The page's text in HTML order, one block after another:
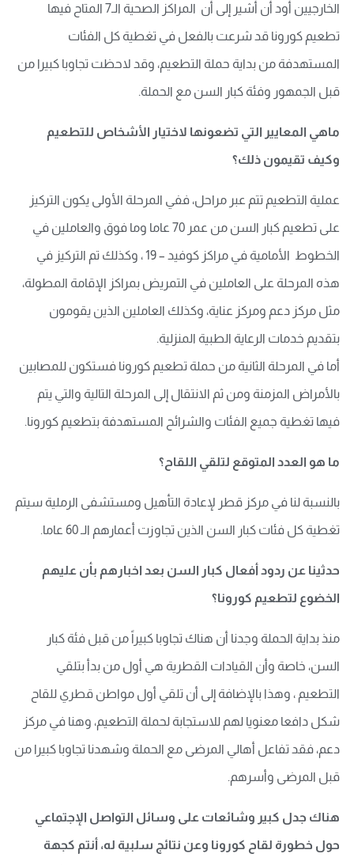
الخارجيين أود أن أشير إلى أن المراكز الصحية الـ7 المتاح فيها
تطعيم كورونا قد شرعت بالفعل في تغطية كل الفئات
المستهدفة من بداية حملة التطعيم، وقد لاحظت تجاوبا كبيرا من
قبل الجمهور وفئة كبار السن مع الحملة.
ماهي المعايير التي تضعونها لاختيار الأشخاص للتطعيم
وكيف تقيمون ذلك؟
عملية التطعيم تتم عبر مراحل، ففي المرحلة الأولى يكون التركيز
على تطعيم كبار السن من عمر 70 عاما وما فوق والعاملين في
الخطوط الأمامية في مراكز كوفيد – 19 ، وكذلك تم التركيز في
هذه المرحلة على العاملين في التمريض بمراكز الإقامة المطولة،
مثل مركز دعم ومركز عناية، وكذلك العاملين الذين يقومون
بتقديم خدمات الرعاية الطبية المنزلية.
أما في المرحلة الثانية من حملة تطعيم كورونا فستكون للمصابين
بالأمراض المزمنة ومن ثم الانتقال إلى المرحلة التالية والتي يتم
فيها تغطية جميع الفئات والشرائح المستهدفة بتطعيم كورونا.
ما هو العدد المتوقع لتلقي اللقاح؟
بالنسبة لنا في مركز قطر لإعادة التأهيل ومستشفى الرملية سيتم
تغطية كل فئات كبار السن الذين تجاوزت أعمارهم الـ 60 عاما.
حدثينا عن ردود أفعال كبار السن بعد اخبارهم بأن عليهم
الخضوع لتطعيم كورونا؟
منذ بداية الحملة وجدنا أن هناك تجاوبا كبيراً من قبل فئة كبار
السن، خاصة وأن القيادات القطرية هي أول من بدأ بتلقي
التطعيم ، وهذا بالإضافة إلى أن تلقي أول مواطن قطري للقاح
شكل دافعا معنويا لهم للاستجابة لحملة التطعيم، وهنا في مركز
دعم، فقد تفاعل أهالي المرضى مع الحملة وشهدنا تجاوبا كبيرا من
قبل المرضى وأسرهم.
هناك جدل كبير وشائعات على وسائل التواصل الإجتماعي
حول خطورة لقاح كورونا وعن نتائج سلبية له، أنتم كجهة